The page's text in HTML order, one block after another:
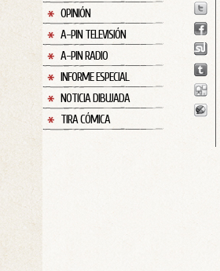
OPINIÓN
A-PIN TELEVISIÓN
A-PIN RADIO
INFORME ESPECIAL
NOTICIA DIBUJADA
TIRA CÓMICA